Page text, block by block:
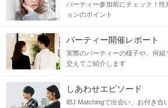
当日の流れ
STEP1 新機能！複数マッチングにま
「両想いの人全員」とマッチングできる
パーティー参加前にチェック！
ョンのポイント
パーティー開催レポート
実際のパーティーの様子や、何
交えてご紹介します
しあわせエピソード
IBJ Matchingで出会い、お付き合